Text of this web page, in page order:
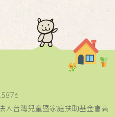
台灣兒童暨家庭扶助基金會高